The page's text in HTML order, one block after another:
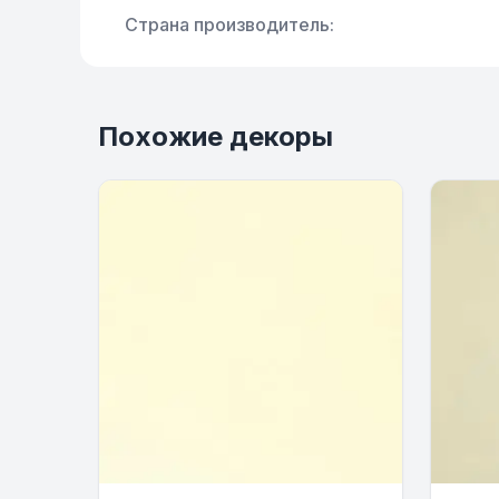
Страна производитель:
Похожие декоры